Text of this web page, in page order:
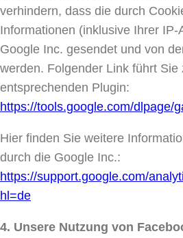
verhindern, dass die durch
Informationen (inklusive Ihrer IP-
Google Inc. gesendet und von
werden. Folgender Link führt Sie
entsprechenden Plugin:
https://tools.google.com/dlpage/
Hier finden Sie weitere
durch die Google Inc.:
https://support.google.com/
hl=de
4. Unsere Nutzung von